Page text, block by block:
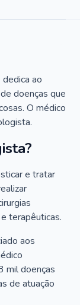
ao
doenças que
O médico
e tratar
terapêuticas.
aos
mil doenças
de atuação